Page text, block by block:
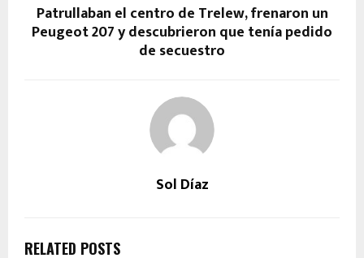
Patrullaban el centro de Trelew, frenaron un
Peugeot 207 y descubrieron que tenía pedido
de secuestro
Sol Díaz
RELATED POSTS